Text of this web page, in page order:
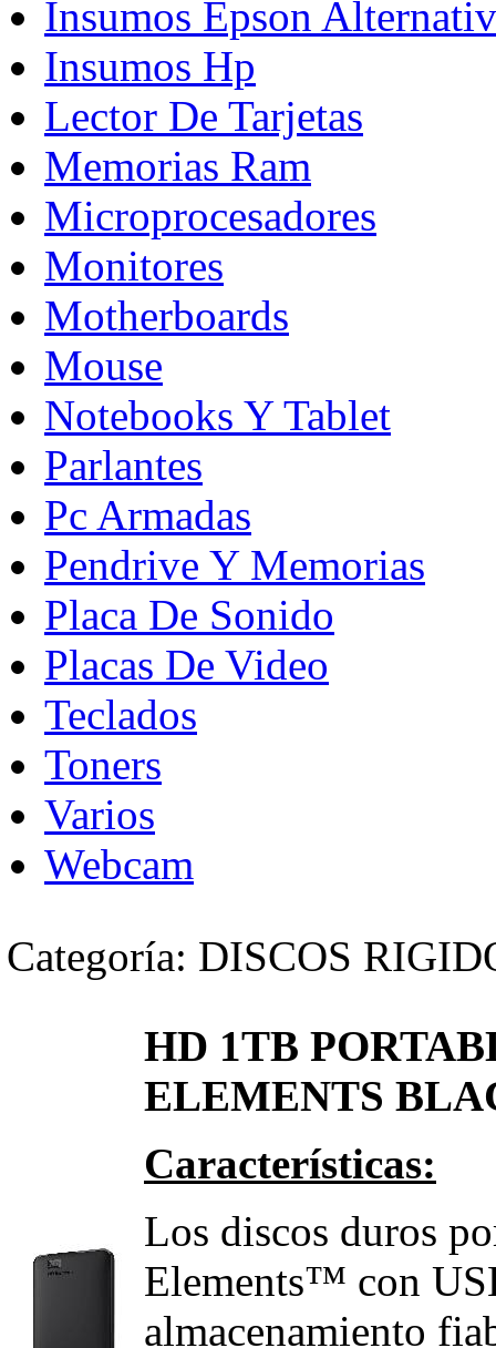
Insumos Epson
Insumos Hp
Lector De Tarjetas
Memorias Ram
Microprocesadores
Monitores
Motherboards
Mouse
Notebooks Y Tablet
Parlantes
Pc Armadas
Pendrive Y Memorias
Placa De Sonido
Placas De Video
Teclados
Toners
Varios
Webcam
Categoría: DISCOS
HD 1TB
ELEMENTS
Características:
Los discos duros
Elements™ con
almacenamiento